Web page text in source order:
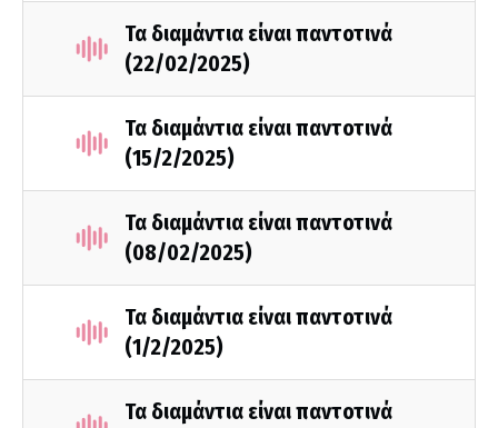
Τα διαμάντια είναι παντοτινά
(22/02/2025)
Τα διαμάντια είναι παντοτινά
(15/2/2025)
Τα διαμάντια είναι παντοτινά
(08/02/2025)
Τα διαμάντια είναι παντοτινά
(1/2/2025)
Τα διαμάντια είναι παντοτινά